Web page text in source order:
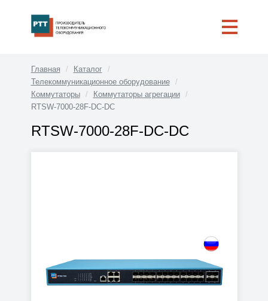
Главная
Каталог
Телекоммуникационное оборудование
Коммутаторы
Коммутаторы агрегации
RTSW-7000-28F-DC-DC
RTSW-7000-28F-DC-DC